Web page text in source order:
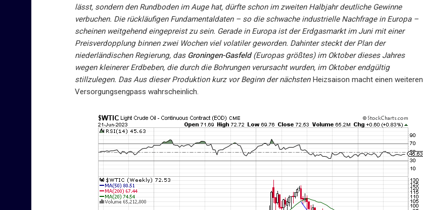
lässt, sondern den Rundboden im Auge hat, dürfte schon im zweiten Halbjahr deutliche Gewinne
verbuchen. Die rückläufigen Fundamentaldaten – so die schwache industrielle Nachfrage in Europa –
scheinen weitgehend eingepreist zu sein. Gerade in Europa ist der Erdgasmarkt im Juni mit einer
Preisverdopplung binnen zwei Wochen viel volatiler geworden. Dahinter steckt der Plan der
niederländischen Regierung, das Groningen-Gasfeld(Europas größtes) im Oktober dieses Jahres
wegen kleinerer Erdbeben, die durch die Bohrungen verursacht wurden, im Oktober endgültig
stillzulegen. Das Aus dieser Produktion kurz vor Beginn der nächsten Heizsaison macht einen weiteren
Versorgungsengpass wahrscheinlich.